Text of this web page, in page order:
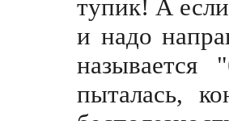
тупик! А если
и надо
пыталась,